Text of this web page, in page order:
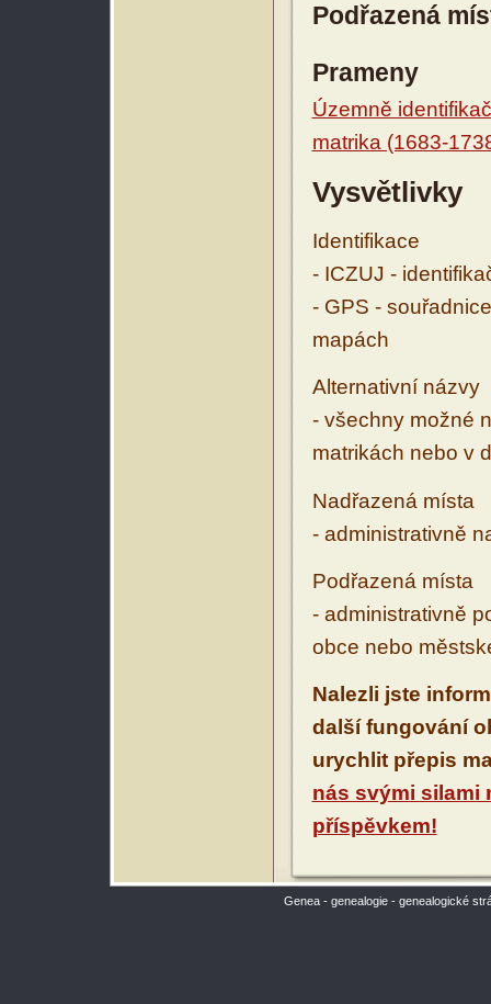
Podřazená
Prameny
Územně
matrika (1683-
Vysvětlivky
Identifikace
- ICZUJ -
- GPS -
mapách
Alternativní názvy
- všechny možné
matrikách nebo v
Nadřazená místa
- administrativně
Podřazená místa
- administrativně
obce nebo
Nalezli jste
další fungování
urychlit přepis
nás svými silami
příspěvkem!
Genea - genealogie - genealogické